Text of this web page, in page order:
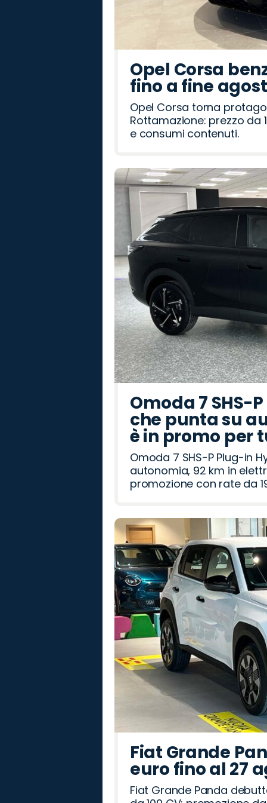
Opel Corsa
fino a fine
Opel Corsa torna
Rottamazione: prezzo da
e consumi contenuti.
Omoda 7 SHS-
che punta su
è in promo per
Omoda 7 SHS-P Plug-in
autonomia, 92 km in
promozione con rate da
Fiat Grande
euro fino al 27
Fiat Grande Panda